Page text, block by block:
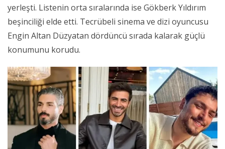
yerleşti. Listenin orta sıralarında ise Gökberk Yıldırım
beşinciliği elde etti. Tecrübeli sinema ve dizi oyuncusu
Engin Altan Düzyatan dördüncü sırada kalarak güçlü
konumunu korudu.